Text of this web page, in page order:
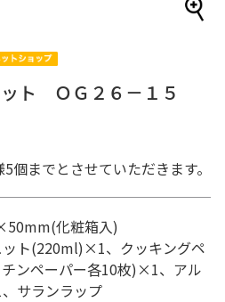
ト ＯＧ２６－１５
までとさせていただきます。
化粧箱入)
ト(220ml)×1、クッキングペ
ンペーパー各10枚)×1、アル
サランラップ